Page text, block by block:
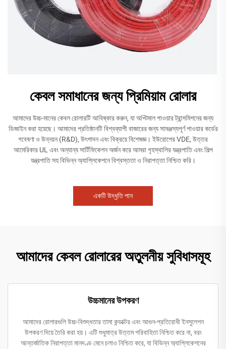
কেবল সমাধানের জন্য প্রিমিয়াম রোলার
আমাদের উচ্চ-মানের কেবল রোলারটি আবিষ্কার করুন, যা অপ্টিমাল পাওয়ার ট্রান্সমিশনের জন্য
ডিজাইন করা হয়েছে। আমাদের প্রতিষ্ঠানটি বিশ্বব্যাপী বাজারের জন্য সামঞ্জস্যপূর্ণ পাওয়ার কর্ডের
গবেষণা ও উন্নয়ন (R&D), উৎপাদন এবং বিক্রয়ে বিশেষজ্ঞ। ইউরোপের VDE, উত্তর
আমেরিকার UL এবং অন্যান্য সার্টিফিকেশন অর্জন করে আমরা গৃহস্থালির যন্ত্রপাতি এবং শিল্প
যন্ত্রপাতি সহ বিভিন্ন অ্যাপ্লিকেশনে বিশ্বস্ততা ও নিরাপত্তা নিশ্চিত করি।
একটি উদ্ধৃতি পান
আমাদের কেবল রোলারের অতুলনীয় সুবিধাসমূহ
উচ্চমানের উপকরণ
আমাদের রোলারগুলি উচ্চ-বিশুদ্ধতার তামা কন্ডাক্টর এবং আগুন-প্রতিরোধী ইনসুলেশন
উপকরণ দিয়ে তৈরি করা হয়। এটি শুধুমাত্র উত্তম পরিবাহিতা নিশ্চিত করে না, বরং
আন্তর্জাতিক নিরাপত্তা মানদণ্ড মেনে চলাও নিশ্চিত করে, যা বিভিন্ন অ্যাপ্লিকেশনের